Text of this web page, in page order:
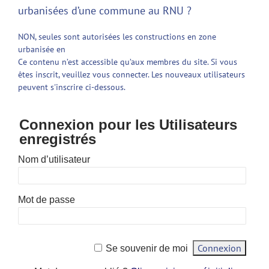
urbanisées d’une commune au RNU ?
NON, seules sont autorisées les constructions en zone
urbanisée en
Ce contenu n’est accessible qu’aux membres du site. Si vous
êtes inscrit, veuillez vous connecter. Les nouveaux utilisateurs
peuvent s'inscrire ci-dessous.
Connexion pour les Utilisateurs
enregistrés
Nom d’utilisateur
Mot de passe
Se souvenir de moi